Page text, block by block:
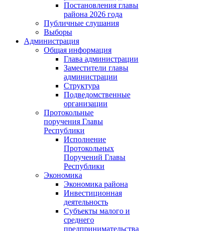
Постановления главы
района 2026 года
Публичные слушания
Выборы
Администрация
Общая информация
Глава администрации
Заместители главы
администрации
Структура
Подведомственные
организации
Протокольные
поручения Главы
Республики
Исполнение
Протокольных
Поручений Главы
Республики
Экономика
Экономика района
Инвестиционная
деятельность
Субъекты малого и
среднего
предпринимательства